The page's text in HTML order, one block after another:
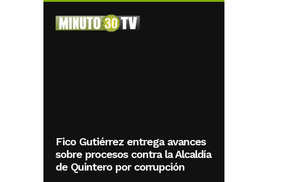
Fico Gutiérrez entrega avances
sobre procesos contra la Alcaldía
de Quintero por corrupción